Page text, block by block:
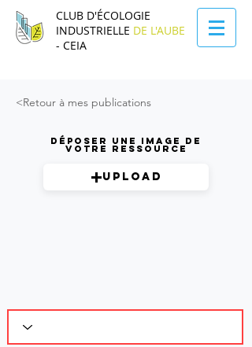
CLUB D'ÉCOLOGIE
INDUSTRIELLE DE L'AUBE
- CEIA
<Retour à mes publications
Déposer une image de
votre ressource
Upload